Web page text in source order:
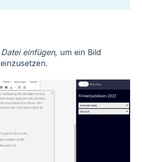
einfügen, um ein Bild